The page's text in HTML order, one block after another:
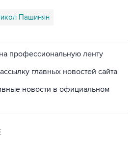
Пашинян
профессиональную ленту
главных новостей сайта
новости в официальном